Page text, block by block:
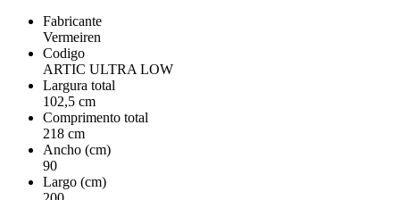
Fabricante
Vermeiren
Codigo
ARTIC ULTRA LOW
Largura total
102,5 cm
Comprimento total
218 cm
Ancho (cm)
90
Largo (cm)